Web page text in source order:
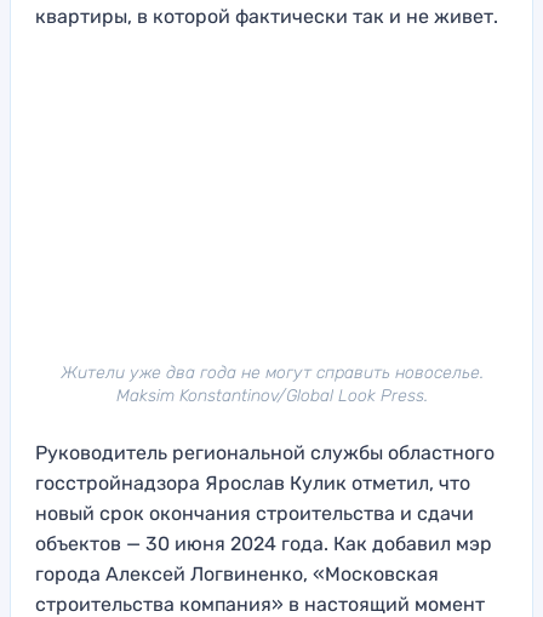
квартиры, в которой фактически так и не живет.
Жители уже два года не могут справить новоселье.
Maksim Konstantinov/Global Look Press.
Руководитель региональной службы областного
госстройнадзора Ярослав Кулик отметил, что
новый срок окончания строительства и сдачи
объектов — 30 июня 2024 года. Как добавил мэр
города Алексей Логвиненко, «Московская
строительства компания» в настоящий момент